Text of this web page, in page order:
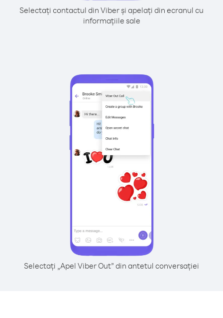
Selectați contactul din Viber și apelați din ecranul cu
informațiile sale
Selectați „Apel Viber Out” din antetul conversației